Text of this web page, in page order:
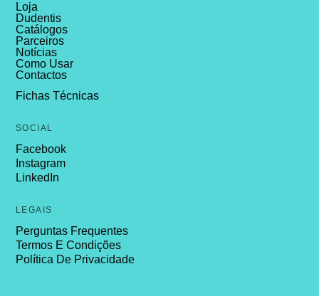
Loja
Dudentis
Catálogos
Parceiros
Notícias
Como Usar
Contactos
Fichas Técnicas
SOCIAL
Facebook
Instagram
LinkedIn
LEGAIS
Perguntas Frequentes
Termos E Condições
Política De Privacidade